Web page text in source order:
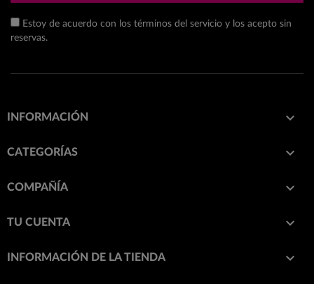
Estoy de acuerdo con los términos del servicio y los acepto sin
reservas.
INFORMACIÓN 
CATEGORÍAS 
COMPAÑÍA 
TU CUENTA 
INFORMACIÓN DE LA TIENDA keyboard_arrow_down